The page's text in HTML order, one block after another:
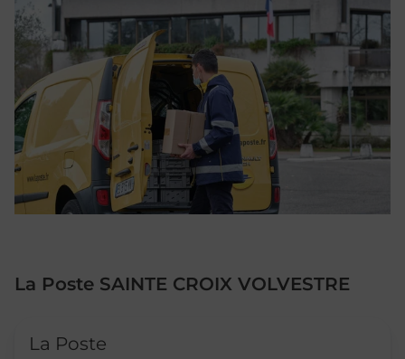
La Poste SAINTE CROIX VOLVESTRE
La Poste